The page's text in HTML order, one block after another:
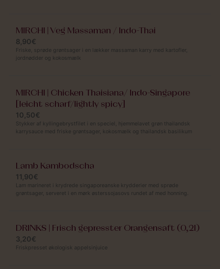
MIRCHI | Veg Massaman / Indo-Thai
8,90€
Friske, sprøde grøntsager i en lækker massaman karry med kartofler,
jordnødder og kokosmælk
MIRCHI | Chicken Thaisiana/ Indo-Singapore
[leicht scharf/lightly spicy]
10,50€
Stykker af kyllingebrystfilet i en speciel, hjemmelavet grøn thailandsk
karrysauce med friske grøntsager, kokosmælk og thailandsk basilikum
Lamb Kambodscha
11,90€
Lam marineret i krydrede singaporeanske krydderier med sprøde
grøntsager, serveret i en mørk østerssojasovs rundet af med honning.
DRINKS | Frisch gepresster Orangensaft (0,2l)
3,20€
Friskpresset økologisk appelsinjuice